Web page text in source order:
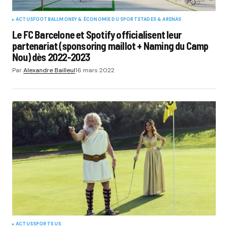
ACTUSFOOTBALLMONEY & ÉCONOMIE DU SPORTSTADES & ARENAS
Le FC Barcelone et Spotify officialisent leur
partenariat (sponsoring maillot + Naming du Camp
Nou) dès 2022-2023
ParAlexandre Bailleul16 mars 2022
ACTUSSPORTS US